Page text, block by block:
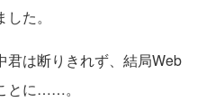
た。
は断りきれず、結局Web
とに……。